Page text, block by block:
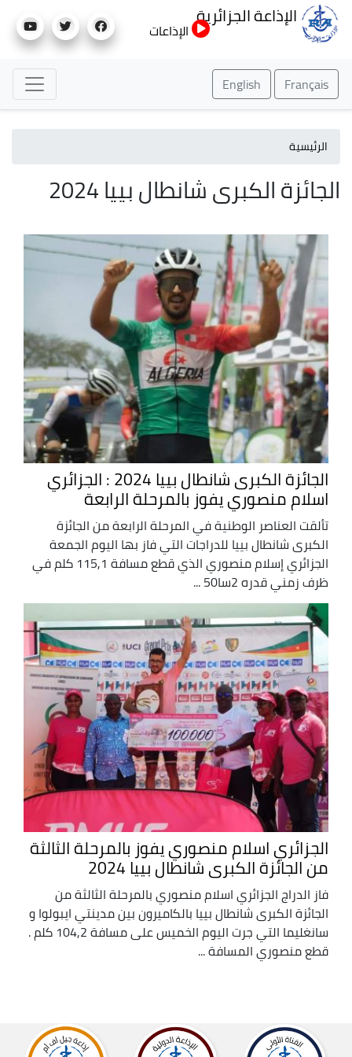
إلى
الإذاعة الجزائرية
الإذاعات
Français
English
الرئيسية
الجائزة الكبرى شانطال بييا 2024
الجائزة الكبرى شانطال بييا 2024 : الجزائري
اسلام منصوري يفوز بالمرحلة الرابعة
تألقت العناصر الوطنية في المرحلة الرابعة من الجائزة
الكبرى شانطال بييا للدراجات التي فاز بها اليوم الجمعة
الجزائري إسلام منصوري الذي قطع مسافة 115,1 كلم في
ظرف زمني قدره 2سا50 ...
الجزائري اسلام منصوري يفوز بالمرحلة الثالثة
من الجائزة الكبرى شانطال بييا 2024
فاز الدراج الجزائري اسلام منصوري بالمرحلة الثالثة من
الجائزة الكبرى شانطال بييا بالكاميرون بين مدينتي ايبولوا و
سانغليما التي جرت اليوم الخميس على مسافة 104,2 كلم .
قطع منصوري المسافة ...